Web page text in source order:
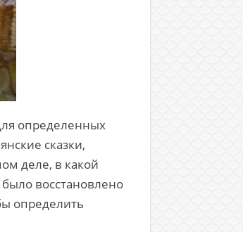
определенных
сказки,
деле, в какой
восстановлено
определить